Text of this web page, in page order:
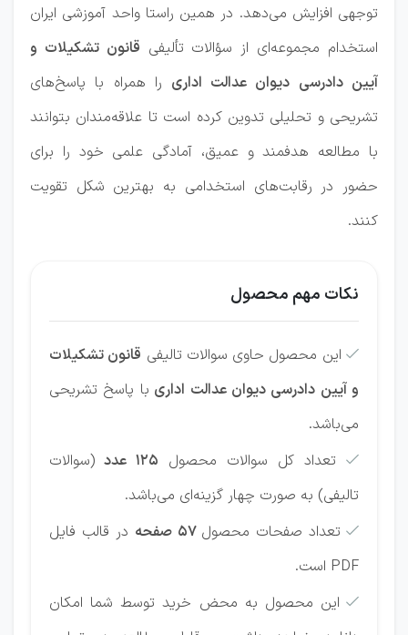
توجهی افزایش می‌دهد. در همین راستا واحد آموزشی ایران
استخدام مجموعه‌ای از سؤالات تألیفی قانون تشکیلات و
آیین دادرسی دیوان عدالت اداری را همراه با پاسخ‌های
تشریحی و تحلیلی تدوین کرده است تا علاقه‌مندان بتوانند
با مطالعه هدفمند و عمیق، آمادگی علمی خود را برای
حضور در رقابت‌های استخدامی به بهترین شکل تقویت
کنند.
نکات مهم محصول
 این محصول حاوی سوالات تالیفی قانون تشکیلات
و آیین دادرسی دیوان عدالت اداری با پاسخ تشریحی
می‌باشد.
 تعداد کل سوالات محصول 125 عدد
(سوالات
تالیفی) به صورت چهار گزینه‌ای می‌باشد.
 تعداد صفحات محصول 57 صفحه
در قالب فایل
PDF است.
 این محصول به محض خرید توسط شما امکان